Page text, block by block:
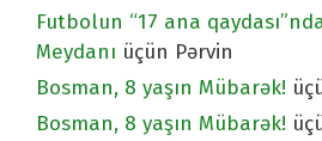
Futbolun “17 ana
Meydanı üçün Pərvin
Bosman, 8 yaşın Mübarək!
Bosman, 8 yaşın Mübarək!